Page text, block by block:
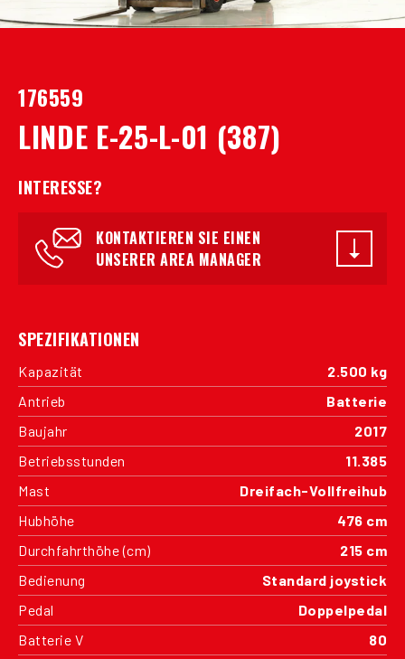
176559
LINDE E-25-L-01 (387)
INTERESSE?
KONTAKTIEREN SIE EINEN
UNSERER AREA MANAGER
SPEZIFIKATIONEN
Kapazität
2.500 kg
Antrieb
Batterie
Baujahr
2017
Betriebsstunden
11.385
Mast
Dreifach-Vollfreihub
Hubhöhe
476 cm
Durchfahrthöhe (cm)
215 cm
Bedienung
Standard joystick
Pedal
Doppelpedal
Batterie V
80